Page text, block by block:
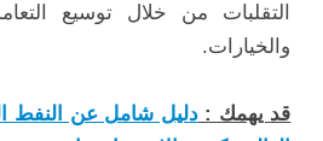
التقلبات من خلال توسيع
والخيارات.
قد يهمك :دليل شامل عن النفط